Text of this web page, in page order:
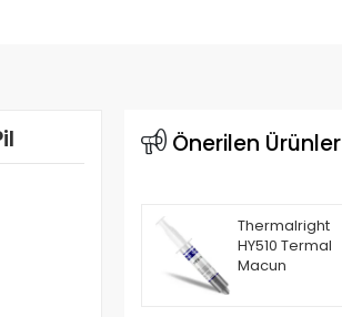
Önerilen Ürünler
Thermalright
HY510 Termal
Macun